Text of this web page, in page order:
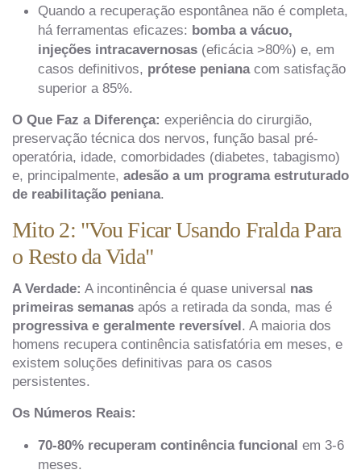
Quando a recuperação espontânea não é completa,
há ferramentas eficazes: bomba a vácuo,
injeções intracavernosas (eficácia >80%) e, em
casos definitivos, prótese penianacom satisfação
superior a 85%.
O Que Faz a Diferença: experiência do cirurgião,
preservação técnica dos nervos, função basal pré-
operatória, idade, comorbidades (diabetes, tabagismo)
e, principalmente, adesão a um programa estruturado
de reabilitação peniana.
Mito 2: "Vou Ficar Usando Fralda Para
o Resto da Vida"
A Verdade: A incontinência é quase universal nas
primeiras semanas após a retirada da sonda, mas é
progressiva e geralmente reversível. A maioria dos
homens recupera continência satisfatória em meses, e
existem soluções definitivas para os casos
persistentes.
Os Números Reais:
70-80% recuperam continência funcional em 3-6
meses.